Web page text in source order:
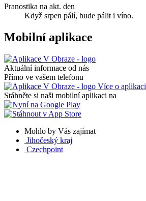
Pranostika na akt. den
Když srpen pálí, bude pálit i víno.
Mobilní aplikace
Aktuální informace od nás
Přímo ve vašem telefonu
Více o aplikaci
Stáhněte si naši mobilní aplikaci na
Mohlo by Vás zajímat
Jihočeský kraj
Czechpoint